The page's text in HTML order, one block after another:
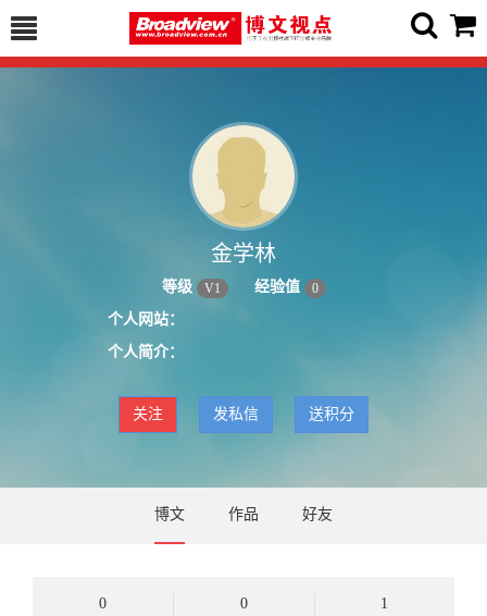
金学林
等级 V1 经验值 0
个人网站：
个人简介：
关注 发私信 送积分
博文 作品 好友
0
0
1